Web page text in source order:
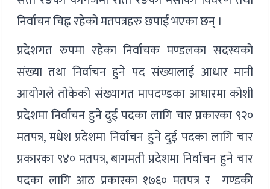
निर्वाचन चिह्न रहेको मतपत्रहरु छपाई भएका छन् ।
प्रदेशगत रुपमा रहेका निर्वाचक मण्डलका सदस्यको
संख्या तथा निर्वाचन हुने पद संख्यालाई आधार मानी
आयोगले तोकेको संख्यागत मापदण्डका आधारमा कोशी
प्रदेशमा निर्वाचन हुने दुई पदका लागि चार प्रकारका ९२०
मतपत्र, मधेश प्रदेशमा निर्वाचन हुने दुई पदका लागि चार
प्रकारका ९४० मतपत्र, बागमती प्रदेशमा निर्वाचन हुने चार
पदका लागि आठ प्रकारका १७६० मतपत्र र गण्डकी